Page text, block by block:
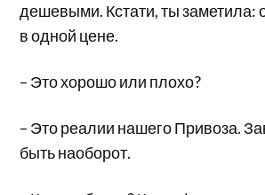
дешевыми. Кстати, ты заметила:
в одной цене.
– Это хорошо или плохо?
– Это реалии нашего Привоза.
быть наоборот.